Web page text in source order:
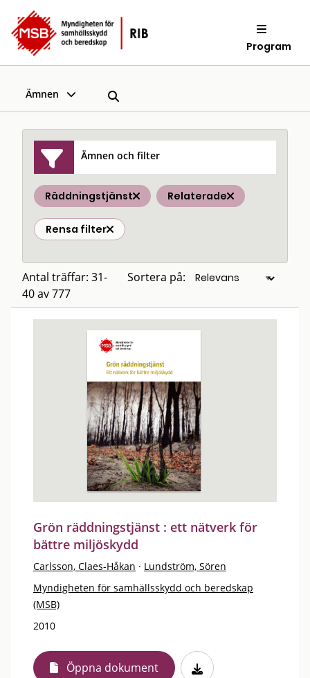
Program
Ämnen
Ämnen och filter
Räddningstjänst Relaterade
Rensa filter
Antal träffar: 31-
40 av 777
Sortera på:
Grön räddningstjänst : ett nätverk för
bättre miljöskydd
Carlsson, Claes-Håkan · Lundström, Sören
Myndigheten för samhällsskydd och beredskap
(MSB)
2010
Öppna dokument